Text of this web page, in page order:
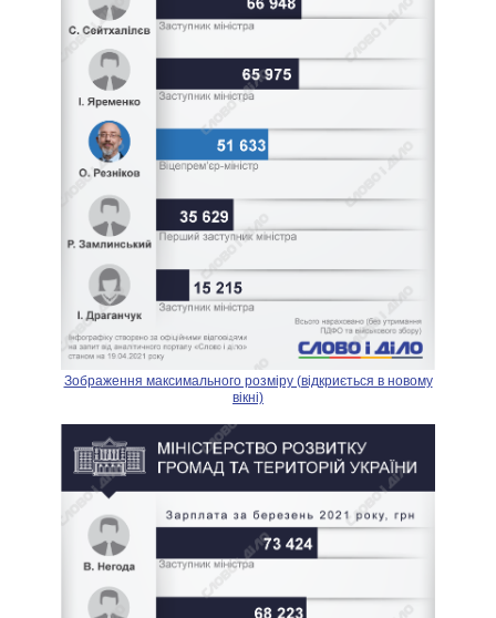
Зображення максимального розміру (відкриється в новому
вікні)